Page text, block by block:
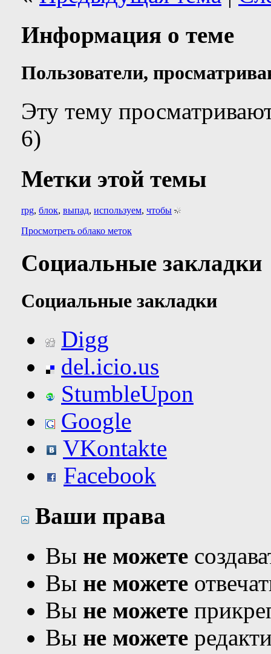
Информация о теме
Пользователи,
Эту тему
6)
Метки этой темы
rpg, блок, выпад, используем, чтобы
Просмотреть облако меток
Социальные закладки
Социальные закладки
Digg
del.icio.us
StumbleUpon
Google
VKontakte
Facebook
Ваши права
Вы не можете
Вы не можете
Вы не можете
Вы не можете